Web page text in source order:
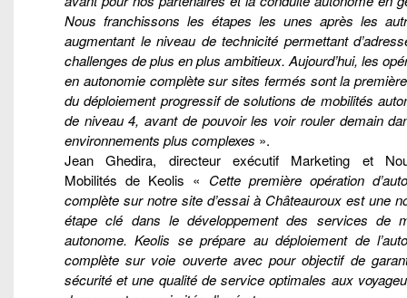
Nous franchissons les étapes les unes après les
augmentant le niveau de technicité permettant
challenges de plus en plus ambitieux. Aujourd’hui, les
en autonomie complète sur sites fermés sont la
du déploiement progressif de solutions de mobilités
de niveau 4, avant de pouvoir les voir rouler demain
environnements plus complexes ».
Jean Ghedira, directeur exécutif Marketing et
Mobilités de Keolis « Cette première opération
complète sur notre site d’essai à Châteauroux est une
étape clé dans le développement des services de
autonome. Keolis se prépare au déploiement de
complète sur voie ouverte avec pour objectif de
sécurité et une qualité de service optimales aux